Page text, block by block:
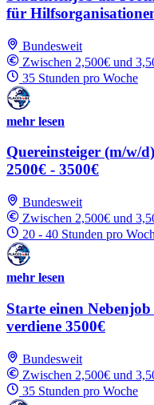
für
Bundesweit
Zwischen 2,500€ und
35 Stunden pro Woche
mehr lesen
Quereinsteiger (m/w/
2500€ - 3500€
Bundesweit
Zwischen 2,500€ und
20 - 40 Stunden pro
mehr lesen
Starte einen
verdiene 3500€
Bundesweit
Zwischen 2,500€ und
35 Stunden pro Woche